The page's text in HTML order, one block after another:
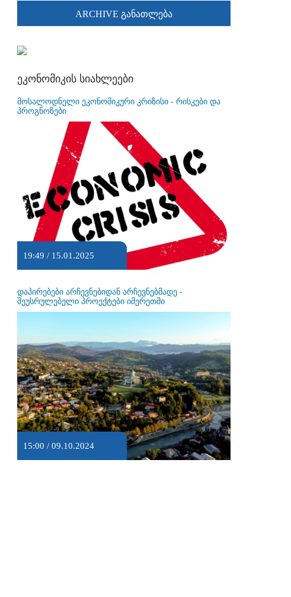
ARCHIVE განათლება
ეკონომიკის სიახლეები
მოსალოდნელი ეკონომიკური კრიზისი - რისკები და
პროგნოზები
19:49 / 15.01.2025
დაპირებები არჩევნებიდან არჩევნებმადე -
შეუსრულებელი პროექტები იმერეთში
15:00 / 09.10.2024